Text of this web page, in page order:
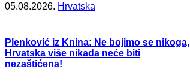
05.08.2026. Hrvatska
Plenković iz Knina: Ne bojimo se nikoga,
Hrvatska više nikada neće biti
nezaštićena!